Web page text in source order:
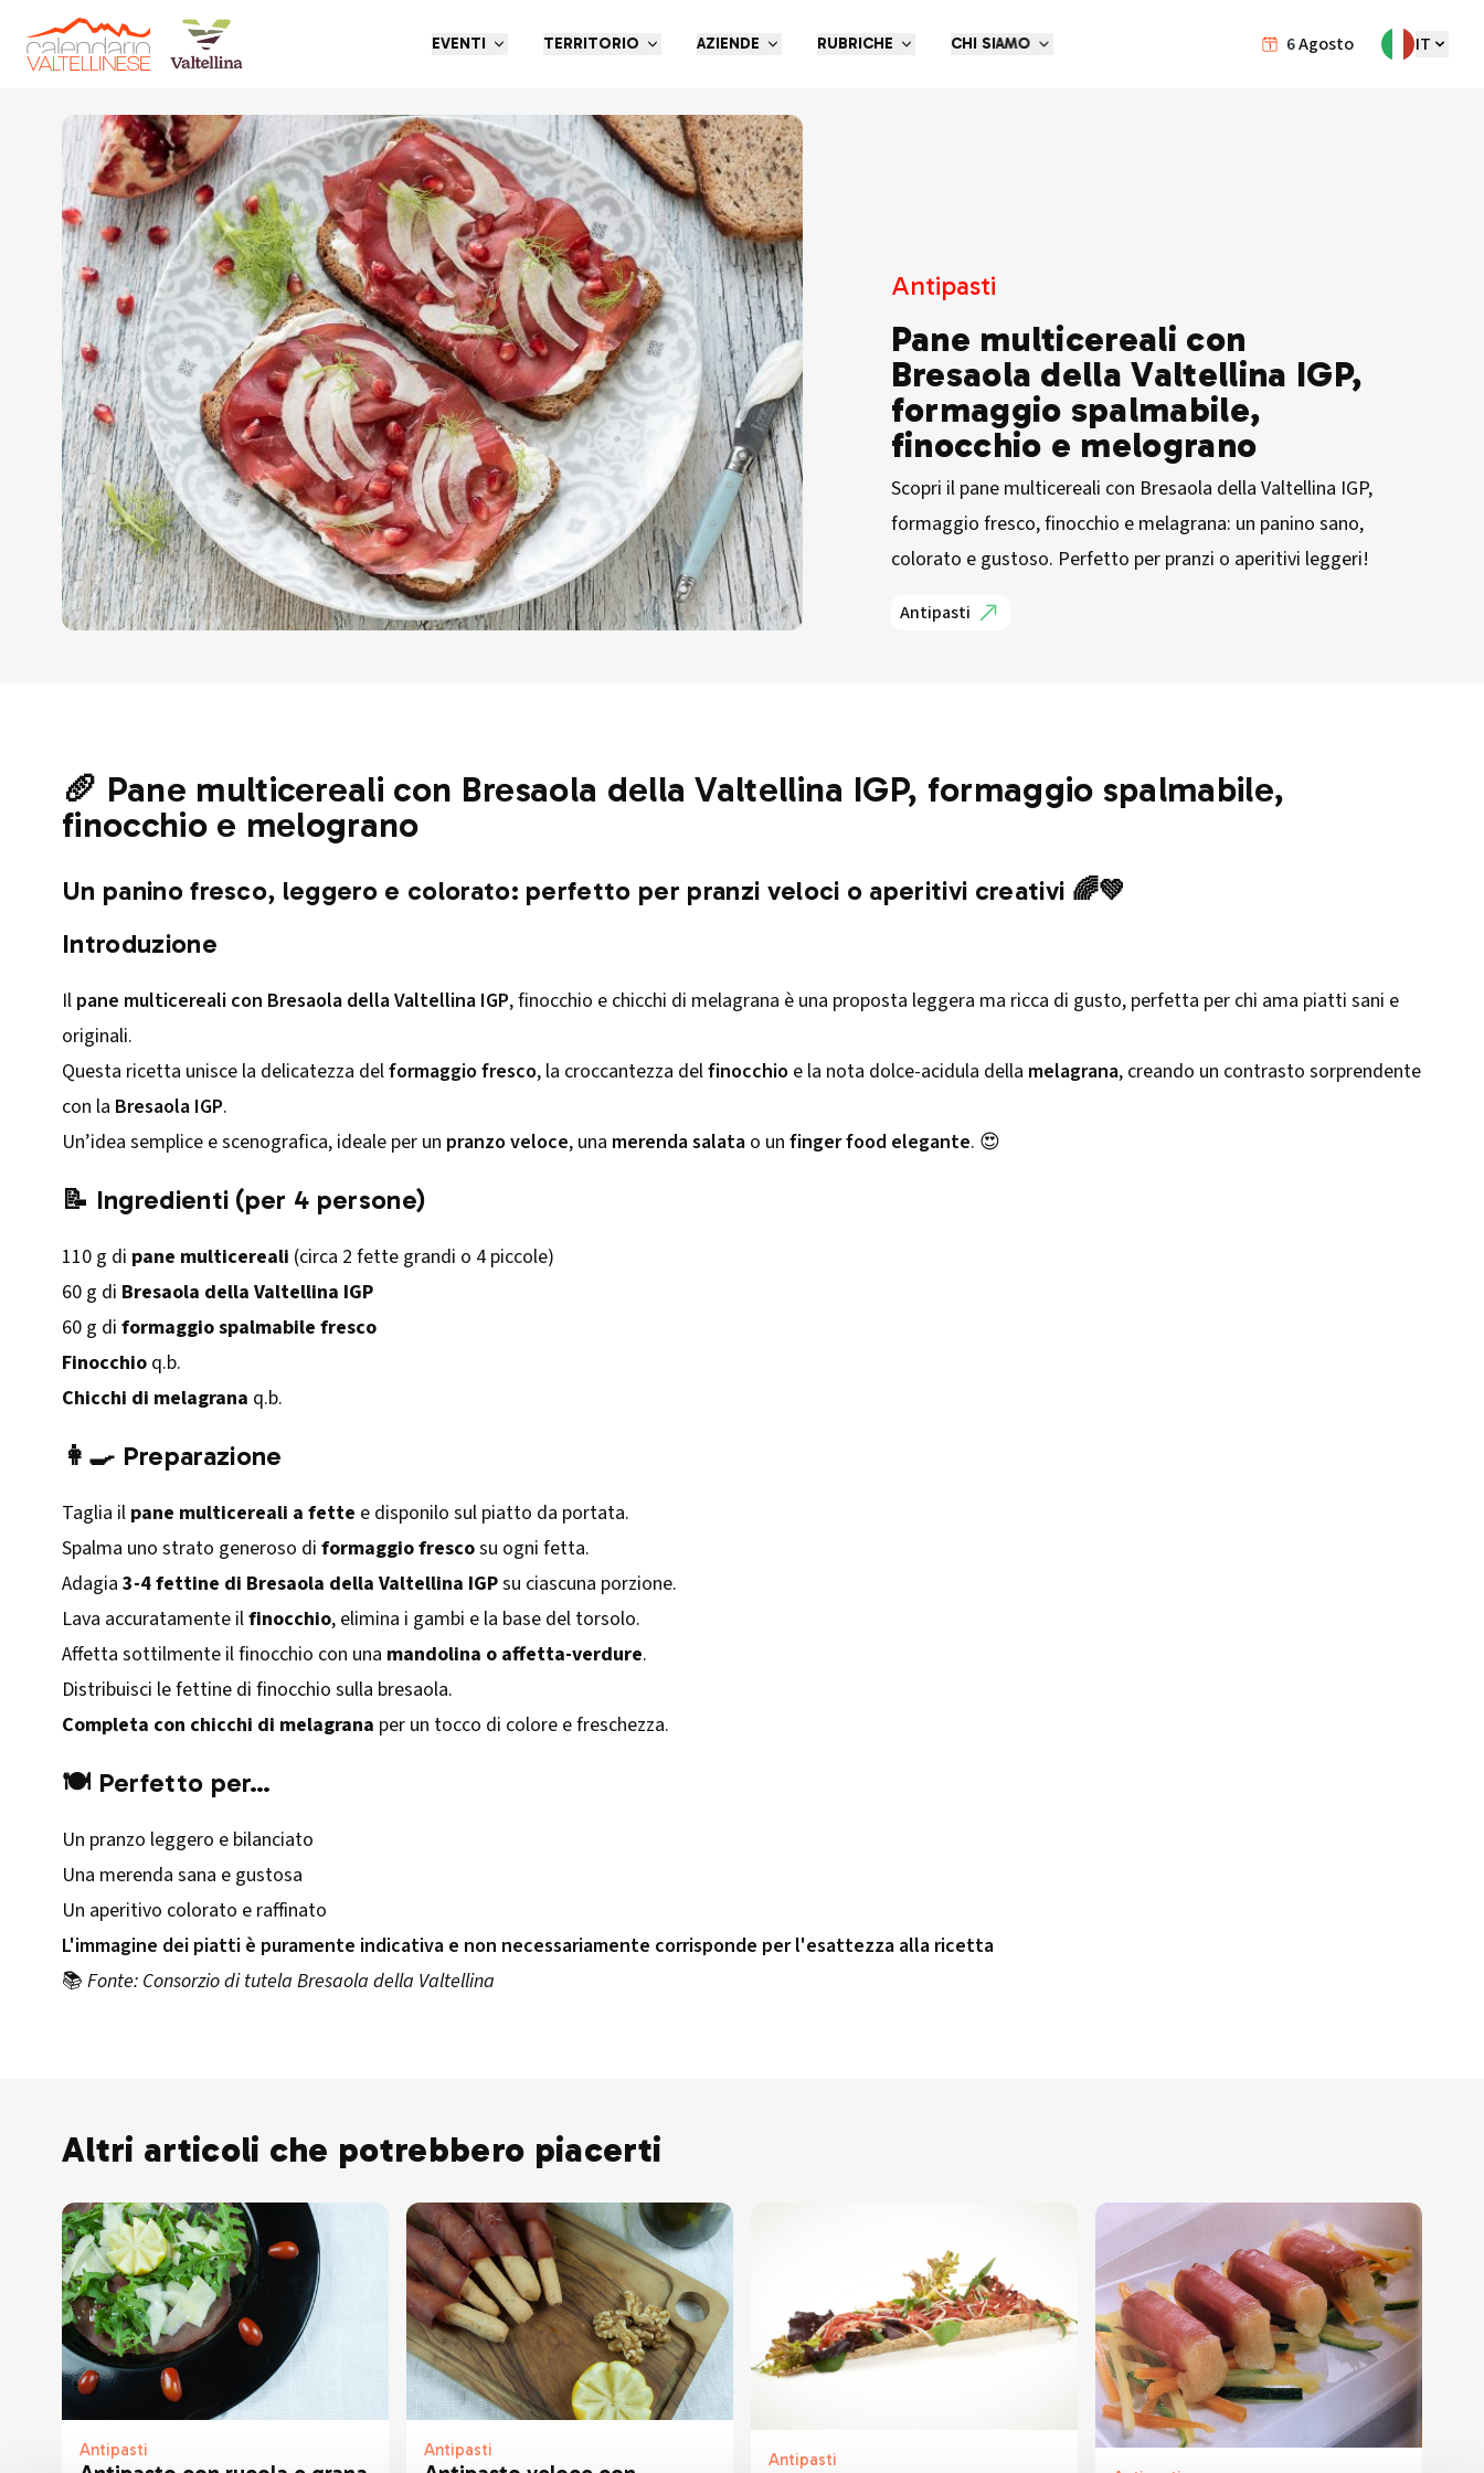
6Agosto IT
EVENTI TERRITORIO AZIENDE RUBRICHE CHI SIAMO
Torna indietro
Antipasti
Pane multicereali con
Bresaola della Valtellina IGP,
formaggio spalmabile,
finocchio e melograno
Scopri il pane multicereali con Bresaola della Valtellina IGP,
formaggio fresco, finocchio e melagrana: un panino sano,
colorato e gustoso. Perfetto per pranzi o aperitivi leggeri!
Antipasti
🥖 Pane multicereali con Bresaola della Valtellina IGP, formaggio spalmabile,
finocchio e melograno
Un panino fresco, leggero e colorato: perfetto per pranzi veloci o aperitivi creativi 🌈💚
Introduzione
Il pane multicereali con Bresaola della Valtellina IGP, finocchio e chicchi di melagrana è una proposta leggera ma ricca di gusto, perfetta per chi ama piatti sani e
originali.
Questa ricetta unisce la delicatezza delformaggio fresco, la croccantezza delfinocchio e la nota dolce-acidula della melagrana, creando un contrasto sorprendente
con la Bresaola IGP.
Un’idea semplice e scenografica, ideale per un pranzo veloce, una merenda salata o un finger food elegante. 😍
📝 Ingredienti (per 4 persone)
110 g di pane multicereali (circa 2 fette grandi o 4 piccole)
60 g di Bresaola della Valtellina IGP
60 g di formaggio spalmabile fresco
Finocchio q.b.
Chicchi di melagrana q.b.
👩‍🍳 Preparazione
Taglia il pane multicereali a fette e disponilo sul piatto da portata.
Spalma uno strato generoso di formaggio frescosu ogni fetta.
Adagia 3-4 fettine di Bresaola della Valtellina IGPsu ciascuna porzione.
Lava accuratamente ilfinocchio, elimina i gambi e la base del torsolo.
Affetta sottilmente il finocchio con una mandolina o affetta-verdure.
Distribuisci le fettine di finocchio sulla bresaola.
Completa con chicchi di melagrana per un tocco di colore e freschezza.
🍽️ Perfetto per…
Un pranzo leggero e bilanciato
Una merenda sana e gustosa
Un aperitivo colorato e raffinato
L'immagine dei piatti è puramente indicativa e non necessariamente corrisponde per l'esattezza alla ricetta
📚 Fonte: Consorzio di tutela Bresaola della Valtellina
Altri articoli che potrebbero piacerti
Antipasti Antipasti Antipasti